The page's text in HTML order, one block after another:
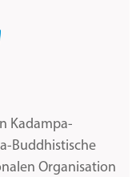
Kadampa-
Buddhistische
Organisation